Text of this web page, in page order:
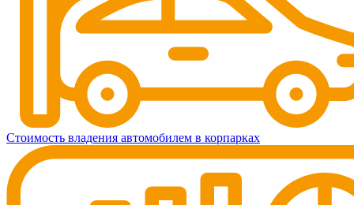
Стоимость владения автомобилем в корпарках